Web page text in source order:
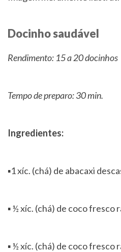
Docinho saudável
Rendimento: 15 a 20 docinhos
Tempo de preparo: 30 min.
Ingredientes:
▪️1 xíc. (chá) de abacaxi
▪️ ½ xíc. (chá) de coco fresco
▪️ ½ xíc. (chá) de coco fresco